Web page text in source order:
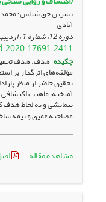
نسرین حق شناس؛ محمد
آبادی
دوره 12، شماره 1 ، اردیبهشت 1402، ، صفحه
چکیده هدف: هدف
مؤلفه‌های اثرگذار بر
تحقیق حاضر از منظر
آمیخته، ماهیت
پیمایشی و به لحاظ
مصاحبه عمیق و نیمه
مشاهده مقاله